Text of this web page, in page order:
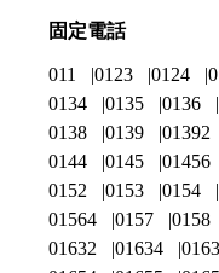
固定電話
011 0123 0124
0134
0135 0136
0138
0139 01392
0144
0145 01456
0152
0153 0154
01564
0157 0158
01632
01634